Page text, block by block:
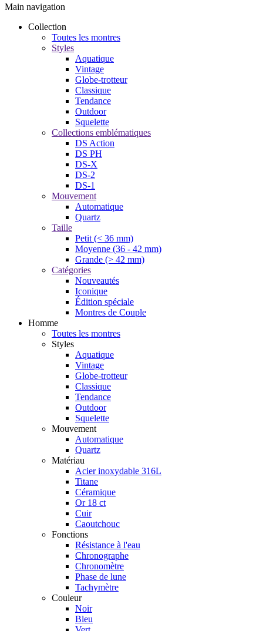
Main navigation
Collection
Toutes les montres
Styles
Aquatique
Vintage
Globe-trotteur
Classique
Tendance
Outdoor
Squelette
Collections emblématiques
DS Action
DS PH
DS-X
DS-2
DS-1
Mouvement
Automatique
Quartz
Taille
Petit (< 36 mm)
Moyenne (36 - 42 mm)
Grande (> 42 mm)
Catégories
Nouveautés
Iconique
Édition spéciale
Montres de Couple
Homme
Toutes les montres
Styles
Aquatique
Vintage
Globe-trotteur
Classique
Tendance
Outdoor
Squelette
Mouvement
Automatique
Quartz
Matériau
Acier inoxydable 316L
Titane
Céramique
Or 18 ct
Cuir
Caoutchouc
Fonctions
Résistance à l'eau
Chronographe
Chronomètre
Phase de lune
Tachymètre
Couleur
Noir
Bleu